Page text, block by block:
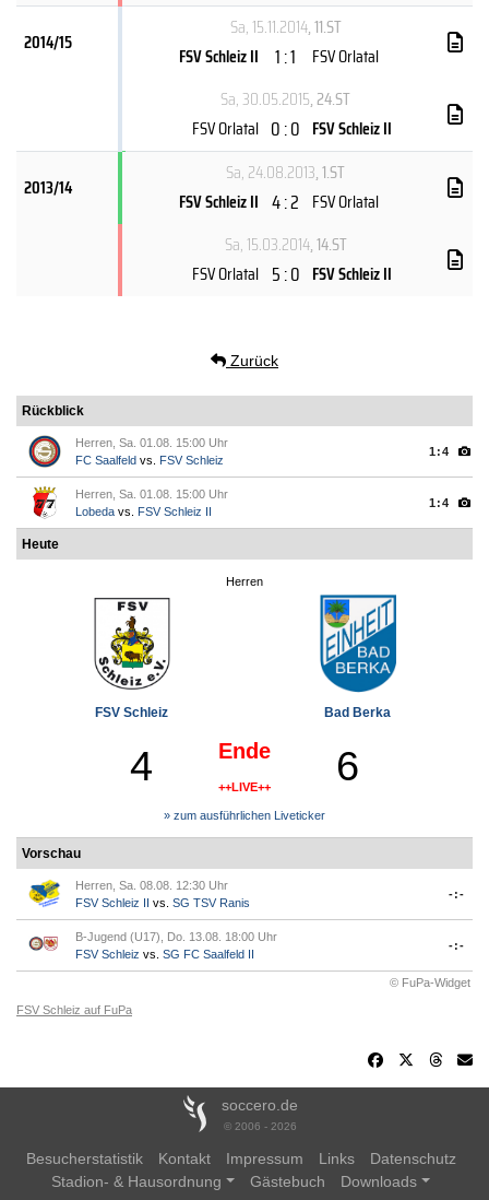
2014/15
Sa, 15.11.2014, 11.ST
FSV Schleiz II
1 : 1
FSV Orlatal
Sa, 30.05.2015, 24.ST
FSV Orlatal 0 : 0 FSV Schleiz II
2013/14
Sa, 24.08.2013, 1.ST
FSV Schleiz II 4 : 2 FSV Orlatal
Sa, 15.03.2014, 14.ST
FSV Orlatal 5 : 0 FSV Schleiz II
Zurück
Rückblick
Herren, Sa. 01.08. 15:00 Uhr
FC Saalfeld vs. FSV Schleiz
1:4
Herren, Sa. 01.08. 15:00 Uhr
Lobeda vs. FSV Schleiz II
1:4
Heute
Herren
FSV Schleiz Bad Berka
4 Ende
++LIVE++ 6
» zum ausführlichen Liveticker
Vorschau
Herren, Sa. 08.08. 12:30 Uhr
FSV Schleiz II vs. SG TSV Ranis
-:-
B-Jugend (U17), Do. 13.08. 18:00 Uhr
FSV Schleiz vs. SG FC Saalfeld II
-:-
© FuPa-Widget
FSV Schleiz auf FuPa
soccero.de
© 2006 - 2026
Besucherstatistik Kontakt Impressum Links
Datenschutz
Stadion- & Hausordnung
Gästebuch Downloads